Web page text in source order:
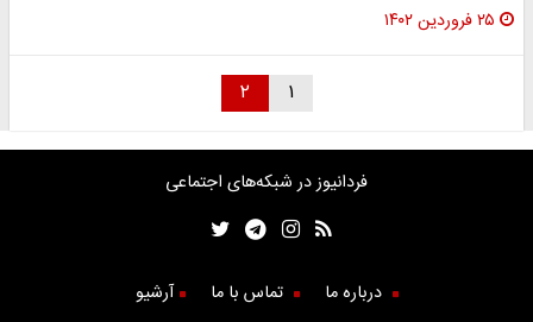
۲۵ فروردین ۱۴۰۲
۱ ۲
فردانیوز در شبکه‌های اجتماعی
درباره ما تماس با ما آرشیو